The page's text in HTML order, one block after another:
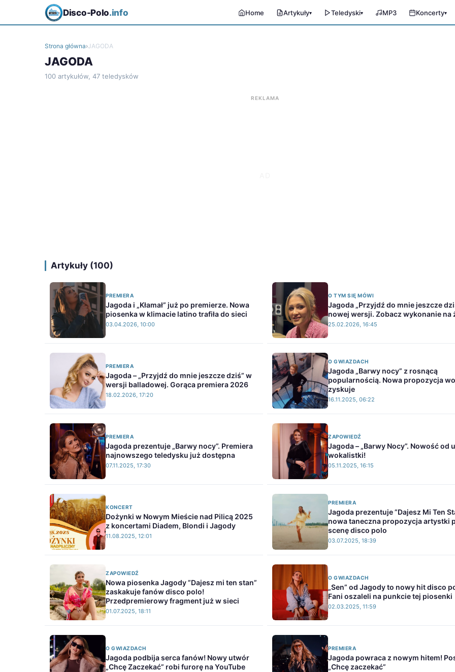
Disco-Polo.info Home Artykuły▾ Teledyski▾ MP3 Koncerty▾
Strona główna›JAGODA
JAGODA
100 artykułów, 47 teledysków
REKLAMA
Artykuły (100)
PREMIERA
Jagoda i „Kłamał” już po premierze. Nowa
piosenka w klimacie latino trafiła do sieci
03.04.2026, 10:00
O TYM SIĘ MÓWI
Jagoda „Przyjdź do mnie jeszcze
nowej wersji. Zobacz wykonanie na
25.02.2026, 16:45
PREMIERA
Jagoda – „Przyjdź do mnie jeszcze dziś” w
wersji balladowej. Gorąca premiera 2026
18.02.2026, 17:20
O GWIAZDACH
Jagoda „Barwy nocy” z rosnącą
popularnością. Nowa propozycja
zyskuje
16.11.2025, 06:22
PREMIERA
Jagoda prezentuje „Barwy nocy”. Premiera
najnowszego teledysku już dostępna
07.11.2025, 17:30
ZAPOWIEDŹ
Jagoda – „Barwy Nocy”. Nowość od
wokalistki!
05.11.2025, 16:15
KONCERT
Dożynki w Nowym Mieście nad Pilicą 2025
z koncertami Diadem, Blondi i Jagody
11.08.2025, 12:01
PREMIERA
Jagoda prezentuje ”Dajesz Mi Ten
nowa taneczna propozycja artystki
scenę disco polo
03.07.2025, 18:39
ZAPOWIEDŹ
Nowa piosenka Jagody ”Dajesz mi ten stan”
zaskakuje fanów disco polo!
Przedpremierowy fragment już w sieci
01.07.2025, 18:11
O GWIAZDACH
„Sen” od Jagody to nowy hit disco
Fani oszaleli na punkcie tej piosenki
02.03.2025, 11:59
O GWIAZDACH
Jagoda podbija serca fanów! Nowy utwór
„Chcę Zaczekać” robi furorę na YouTube
PREMIERA
Jagoda powraca z nowym hitem!
„Chcę zaczekać”